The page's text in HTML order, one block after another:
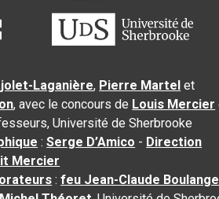
Laganière, Pierre Martel et
, avec le concours de Louis Mercier
Université de Sherbrooke
:Serge D’Amico - Direction
Mercier
:feu Jean-Claude